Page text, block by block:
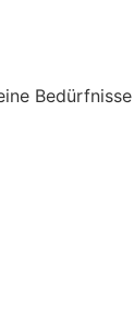
Bedürfnisse